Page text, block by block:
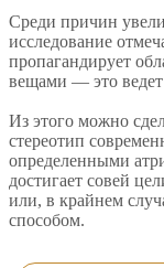
Среди причин
исследование
пропагандирует
вещами — это ведет
Из этого можно
стереотип
определенными
достигает совей
или, в крайнем
способом.